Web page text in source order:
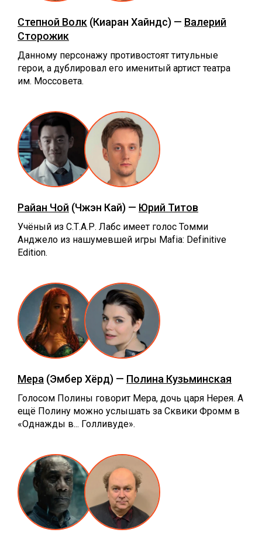
Степной Волк (Киаран Хайндс) — Валерий
Сторожик
Данному персонажу противостоят титульные
герои, а дублировал его именитый артист театра
им. Моссовета.
Райан Чой (Чжэн Кай) — Юрий Титов
Учёный из С.Т.А.Р. Лабс имеет голос Томми
Анджело из нашумевшей игры Mafia: Definitive
Edition.
Мера (Эмбер Хёрд) — Полина Кузьминская
Голосом Полины говорит Мера, дочь царя Нерея. А
ещё Полину можно услышать за Сквики Фромм в
«Однажды в... Голливуде».